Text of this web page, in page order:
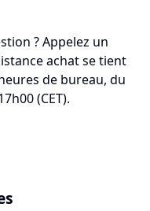
? Appelez un
achat se tient
de bureau, du
(CET).